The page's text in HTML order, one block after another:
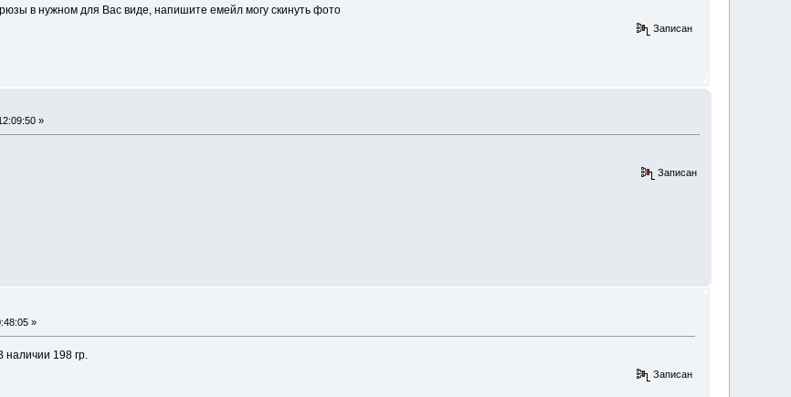
в нужном для Вас виде, напишите емейл могу скинуть фото
Записан
»
Записан
»
наличии 198 гр.
Записан